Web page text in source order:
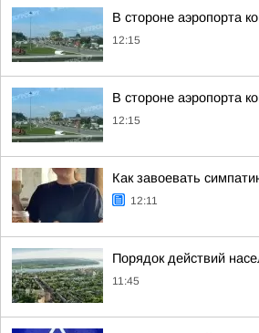
В стороне аэропорта
12:15
В стороне аэропорта
12:15
Как завоевать
12:11
Порядок действий
11:45